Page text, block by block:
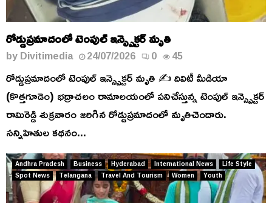
రోడ్డుప్రమాదంలో టెంపుల్ ఇన్స్పెక్టర్ మృతి
byDivitimedia 24/07/2026 0 45
రోడ్డుప్రమాదంలో టెంపుల్ ఇన్స్పెక్టర్ మృతి ✍️ దివిటీ మీడియా
(కొత్తగూడెం) భద్రాచలం రామాలయంలో పనిచేస్తున్న టెంపుల్ ఇన్స్పెక్టర్
రామిరెడ్డి శుక్రవారం జరిగిన రోడ్డుప్రమాదంలో మృతిచెందారు.
సన్నిహితుల కథనం...
Andhra Pradesh Business Hyderabad International News
Life Style
Spot News
Telangana Travel And Tourism Women Youth